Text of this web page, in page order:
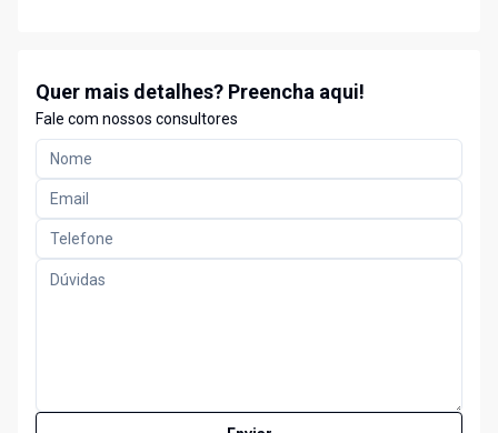
Quer mais detalhes? Preencha aqui!
Fale com nossos consultores